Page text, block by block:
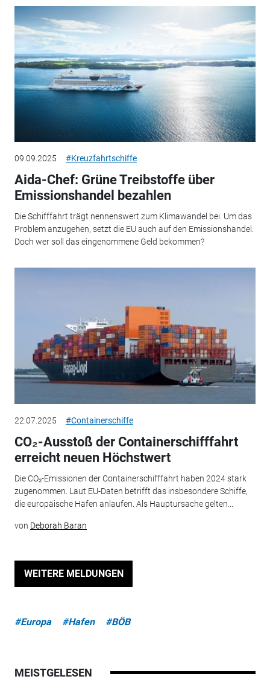
09.09.2025 #Kreuzfahrtschiffe
Aida-Chef: Grüne Treibstoffe über
Emissionshandel bezahlen
Die Schifffahrt trägt nennenswert zum Klimawandel bei. Um das
Problem anzugehen, setzt die EU auch auf den Emissionshandel.
Doch wer soll das eingenommene Geld bekommen?
22.07.2025 #Containerschiffe
CO₂-Ausstoß der Containerschifffahrt
erreicht neuen Höchstwert
Die CO₂-Emissionen der Containerschifffahrt haben 2024 stark
zugenommen. Laut EU-Daten betrifft das insbesondere Schiffe,
die europäische Häfen anlaufen. Als Hauptursache gelten...
von Deborah Baran
WEITERE MELDUNGEN
#Europa #Hafen #BÖB
MEISTGELESEN